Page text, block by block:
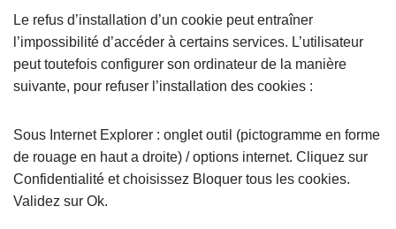
Le refus d’installation d’un cookie peut entraîner
l’impossibilité d’accéder à certains services. L’utilisateur
peut toutefois configurer son ordinateur de la manière
suivante, pour refuser l’installation des cookies :
Sous Internet Explorer : onglet outil (pictogramme en forme
de rouage en haut a droite) / options internet. Cliquez sur
Confidentialité et choisissez Bloquer tous les cookies.
Validez sur Ok.